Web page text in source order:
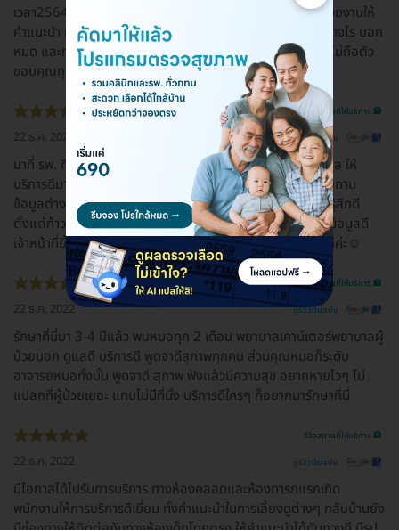
เวลา2564และ2565 ไม่ว่าจะมาโรงพยาบาลทุกๆๆครั้งทุกๆหน่วยงานให้
คำแนะนำ การป้องกันการติดเชื้อมาโดยตลอด การปฏิบัติตัวอย่างไร บอก
หมด และทำตามตามขั้นตอน มีแต่สิ่งดีๆให้กับคนไข้ทุกคน โดยไม่ถือตัว
ขอบคุณทุกๆท่านที่ให้กำลังใจค่ะ
รีวิวสถานที่ให้บริการ 🏥
22 ธ.ค. 2022 ดูรีวิวต้นฉบับ
มาที่ รพ. ทีไร ไปที่แผนก OPD ชั้น 2 ประกันสังคม จนท.พยาบาล ให้
บริการดีมากๆเลยคะ รู้สึกประทับใจเรื่องการบริการ สามารถสอบถาม
ข้อมูลต่างๆ ได้อย่างไม่กังวลอะไรเลย เจ้าหน้าที่พร้อมให้ข้อมูล รู้สึกดี
ตั้งแต่ก้าวเข้ามาพยาบาลที่ OPD ชั้น 2 ทำงานรวดเร็ว พร้อมให้ข้อมูลดี
เจ้าหน้าที่ยิ้มแย้ม สดใส ถึงจะอยู่ภายใต้แมส พอเห็นแล้วก็รู้สึกดีค่ะ☺️
รีวิวสถานที่ให้บริการ 🏥
22 ธ.ค. 2022 ดูรีวิวต้นฉบับ
รักษาที่นี่มา 3-4 ปีแล้ว พบหมอทุก 2 เดือน พยาบาลเคาน์เตอร์พยาบาลผู้
ป่วยนอก ดูแลดี บริการดี พูดจาดีสุภาพทุกคน ส่วนคุณหมอก็ระดับ
อาจารย์หมอทั้งนั้น พูดจาดี สุภาพ ฟังแล้วมีความสุข อยากหายไวๆ ไม่
แปลกที่ผู้ป่วยเยอะ แทบไม่มีที่นั่ง บริการดีใครๆ ก็อยากมารักษาที่นี่
รีวิวสถานที่ให้บริการ 🏥
22 ธ.ค. 2022 ดูรีวิวต้นฉบับ
มีโอกาสได้ไปรับการบริการ ทางห้องคลอดและห้องทารกแรกเกิด
พนักงานให้การบริการดีเยี่ยม ทั้งคำแนะนำในการเลี้ยงดูต่างๆ กลับบ้านยัง